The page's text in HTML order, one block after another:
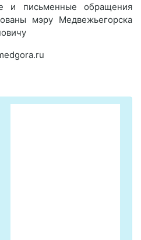
и письменные обращения
мэру Медвежьегорска